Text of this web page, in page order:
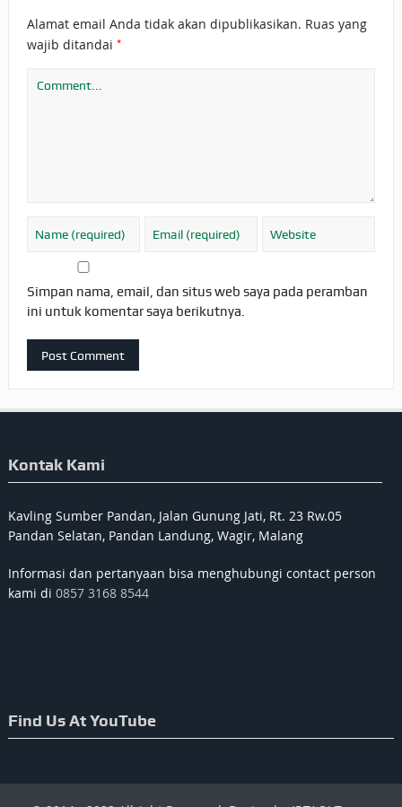
Alamat email Anda tidak akan dipublikasikan. Ruas yang
wajib ditandai *
Simpan nama, email, dan situs web saya pada peramban
ini untuk komentar saya berikutnya.
Kontak Kami
Kavling Sumber Pandan, Jalan Gunung Jati, Rt. 23 Rw.05
Pandan Selatan, Pandan Landung, Wagir, Malang
Informasi dan pertanyaan bisa menghubungi contact person
kami di 0857 3168 8544
Find Us At YouTube